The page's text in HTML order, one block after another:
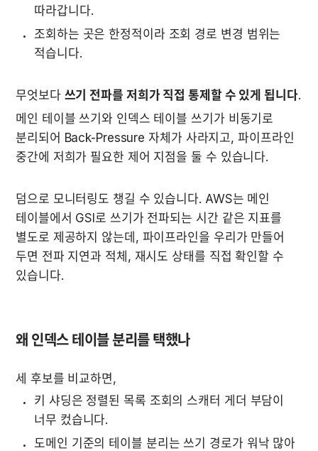
따라갑니다.
조회하는 곳은 한정적이라 조회 경로 변경 범위는
적습니다.
무엇보다 쓰기 전파를 저희가 직접 통제할 수 있게 됩니다.
메인 테이블 쓰기와 인덱스 테이블 쓰기가 비동기로
분리되어 Back-Pressure 자체가 사라지고, 파이프라인
중간에 저희가 필요한 제어 지점을 둘 수 있습니다.
덤으로 모니터링도 챙길 수 있습니다. AWS는 메인
테이블에서 GSI로 쓰기가 전파되는 시간 같은 지표를
별도로 제공하지 않는데, 파이프라인을 우리가 만들어
두면 전파 지연과 적체, 재시도 상태를 직접 확인할 수
있습니다.
왜 인덱스 테이블 분리를 택했나
세 후보를 비교하면,
키 샤딩은 정렬된 목록 조회의 스캐터 게더 부담이
너무 컸습니다.
도메인 기준의 테이블 분리는 쓰기 경로가 워낙 많아